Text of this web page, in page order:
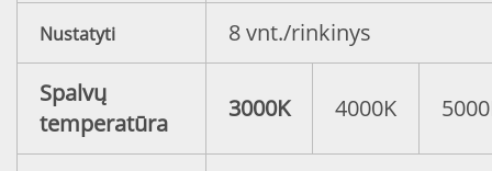
Nustatyti 8 vnt./rinkinys
Spalvų
temperatūra
3000K 4000K